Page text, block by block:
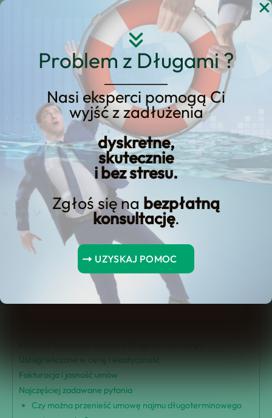
Problem z Długami ?
Nasi eksperci pomogą Ci
wyjść z zadłużenia
dyskretne,
skutecznie
i bez stresu.
Zgłoś się na bezpłatną
konsultację.
UZYSKAJ POMOC
Przejdź
Długi okres wynajmu: Co
to jest długi okres
wynajmu samochodu?
Spis Treści
Podsumowanie kluczowych punktów
Definicja najmu długoterminowego
Korzyści dla firm i osób prywatnych
Usługi wliczone w cenę i elastyczność
Fakturacja i jasność umów
Najczęściej zadawane pytania
Czy można przenieść umowę najmu długoterminowego